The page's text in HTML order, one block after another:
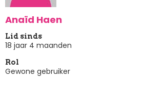
Anaïd Haen
Lid sinds
18 jaar 4 maanden
Rol
Gewone gebruiker